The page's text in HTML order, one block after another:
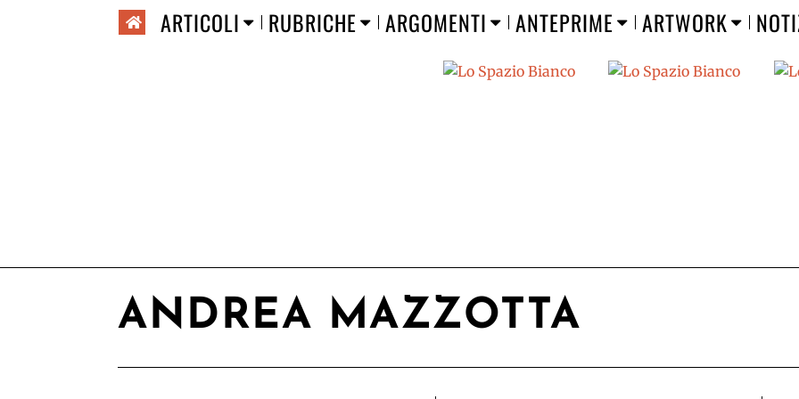
ARTICOLI RUBRICHE ARGOMENTI ANTEPRIME ARTWORK
ANDREA MAZZOTTA